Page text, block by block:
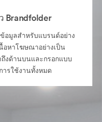
Brandfolder
ข้อมูลสำหรับแบรนด์อย่าง
อหาโฆษณาอย่างเป็น
งด้านบนและกรอกแบบ
รใช้งานทั้งหมด